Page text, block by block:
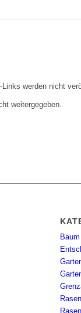
werden nicht
weitergegeben.
Baum